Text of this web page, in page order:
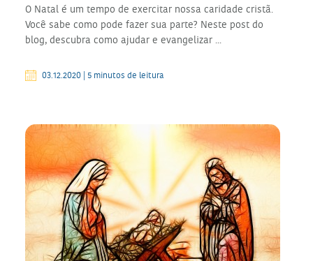
O Natal é um tempo de exercitar nossa caridade cristã.
Você sabe como pode fazer sua parte? Neste post do
blog, descubra como ajudar e evangelizar ...
03.12.2020 | 5 minutos de leitura